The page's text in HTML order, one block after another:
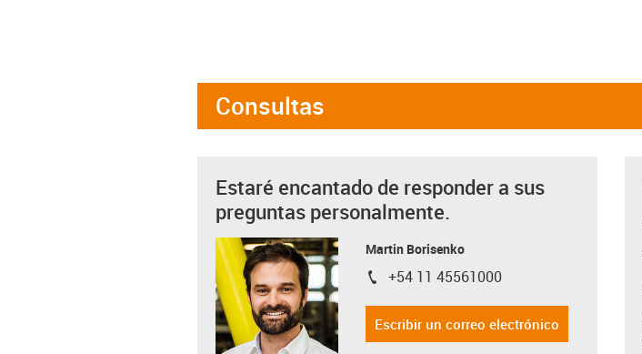
Consultas
Estaré encantado de responder a sus
preguntas personalmente.
Martin Borisenko
igus-icon-phone
+54 11 45561000
Escribir un correo electrónico